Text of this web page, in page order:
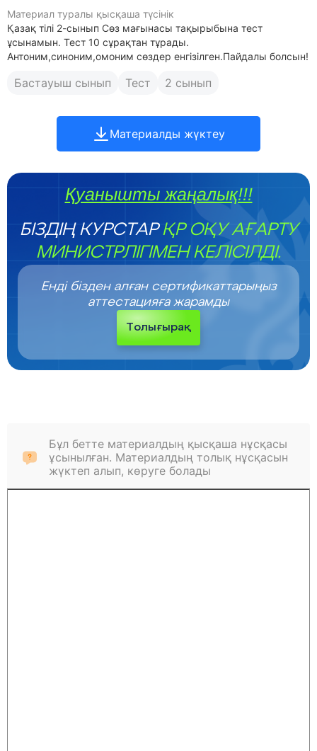
Материал туралы қысқаша түсінік
Қазақ тілі 2-сынып Сөз мағынасы тақырыбына тест
ұсынамын. Тест 10 сұрақтан тұрады.
Антоним,синоним,омоним сөздер енгізілген.Пайдалы болсын!
Бастауыш сынып Тест 2 сынып
Материалды жүктеу
Қуанышты жаңалық!!!
БІЗДІҢ КУРСТАРҚР ОҚУ АҒАРТУ
МИНИСТРЛІГІМЕН КЕЛІСІЛДІ.
Енді бізден алған сертификаттарыңыз
аттестацияға жарамды
Толығырақ
Бұл бетте материалдың қысқаша нұсқасы
ұсынылған. Материалдың толық нұсқасын
жүктеп алып, көруге болады